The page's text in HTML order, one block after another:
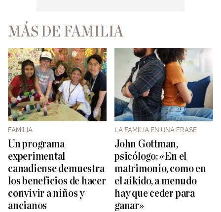
MÁS DE FAMILIA
FAMILIA
Un programa
experimental
canadiense demuestra
los beneficios de hacer
convivir a niños y
ancianos
LA FAMILIA EN UNA FRASE
John Gottman,
psicólogo: «En el
matrimonio, como en
el aikido, a menudo
hay que ceder para
ganar»